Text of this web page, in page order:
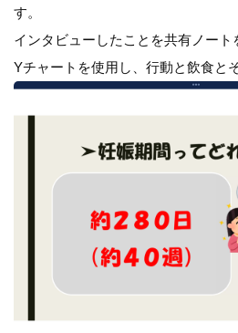
す。
インタビューしたことを共有ノート
Yチャートを使用し、行動と飲食と